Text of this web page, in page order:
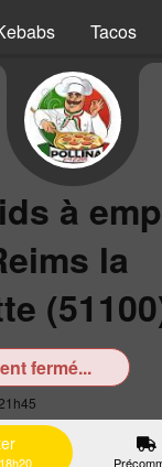
Tacos
à
la
fermé...